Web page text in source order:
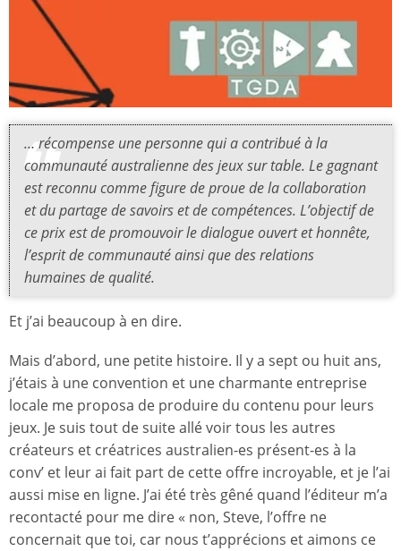
… récompense une personne qui a contribué à la
communauté australienne des jeux sur table. Le gagnant
est reconnu comme figure de proue de la collaboration
et du partage de savoirs et de compétences. L’objectif de
ce prix est de promouvoir le dialogue ouvert et honnête,
l’esprit de communauté ainsi que des relations
humaines de qualité.
Et j’ai beaucoup à en dire.
Mais d’abord, une petite histoire. Il y a sept ou huit ans,
j’étais à une convention et une charmante entreprise
locale me proposa de produire du contenu pour leurs
jeux. Je suis tout de suite allé voir tous les autres
créateurs et créatrices australien-es présent-es à la
conv’ et leur ai fait part de cette offre incroyable, et je l’ai
aussi mise en ligne. J’ai été très gêné quand l’éditeur m’a
recontacté pour me dire « non, Steve, l’offre ne
concernait que toi, car nous t’apprécions et aimons ce